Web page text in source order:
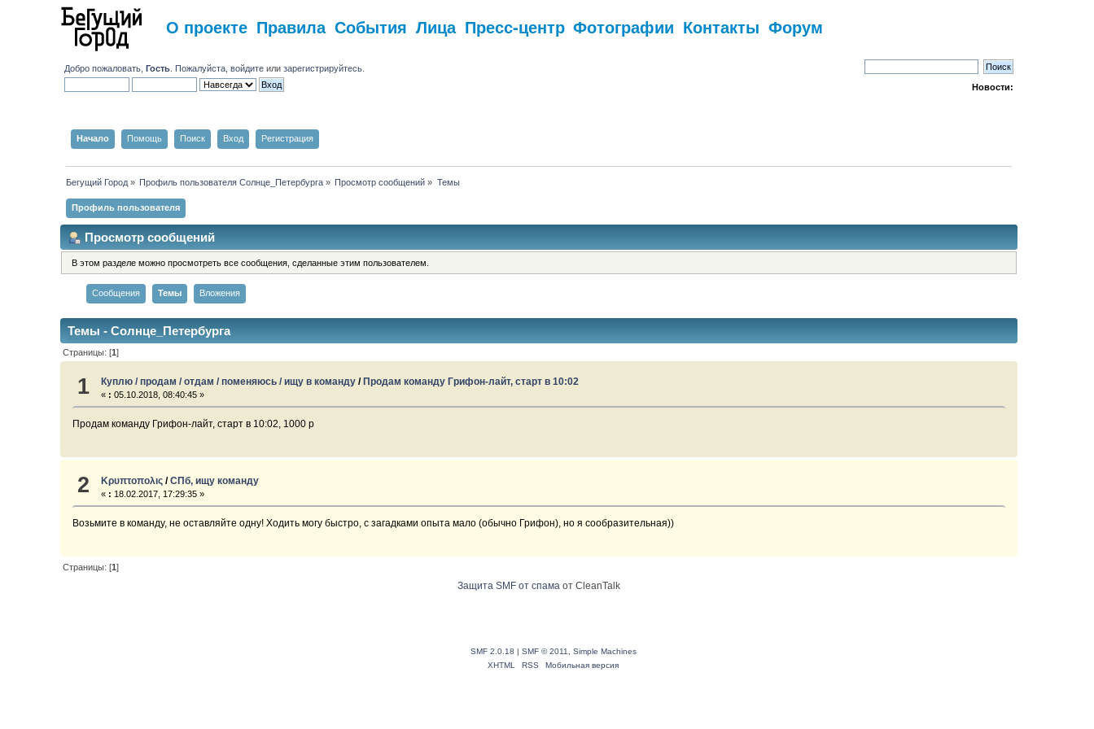
О проекте Правила События Лица Пресс-центр Фотографии Контакты Форум
Добро пожаловать,Гость . Пожалуйста,войдите илизарегистрируйтесь
Новости:
Начало Помощь Поиск Вход Регистрация
Бегущий Город» Профиль пользователя Солнце_Петербурга» Просмотр сообщений » Темы
Профиль пользователя
Просмотр сообщений
В этом разделе можно просмотреть все сообщения, сделанные этим пользователем.
Сообщения Темы Вложения
Темы - Солнце_Петербурга
Страницы: [1]
1 Куплю / продам / отдам / поменяюсь / ищу в команду/ Продам команду Грифон-лайт, старт в 10:02
« : 05.10.2018, 08:40:45 »
Продам команду Грифон-лайт, старт в 10:02, 1000 р
2 Κρυπτοπολις/СПб, ищу команду
« : 18.02.2017, 17:29:35 »
Возьмите в команду, не оставляйте одну! Ходить могу быстро, с загадками опыта мало (обычно Грифон), но я сообразительная))
Страницы: [1]
Защита SMF от спама от CleanTalk
SMF 2.0.18 SMF © 2011, Simple Machines
XHTML
RSS Мобильная версия